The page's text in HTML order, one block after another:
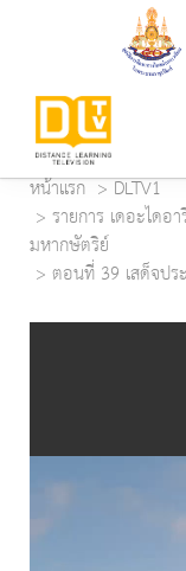
หน้าแรก
DLTV1
รายการ เดอะได
มหากษัตริย์
ตอนที่ 39 เสด็จป